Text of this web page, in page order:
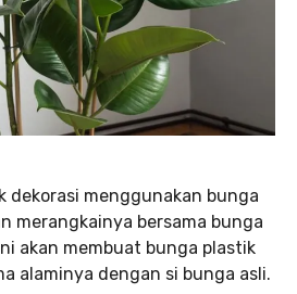
dekorasi menggunakan bunga
merangkainya bersama bunga
akan membuat bunga plastik
alaminya dengan si bunga asli.